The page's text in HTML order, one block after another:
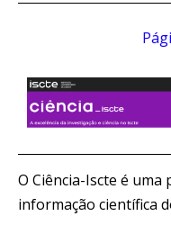
O Ciência-Iscte é
informação científica